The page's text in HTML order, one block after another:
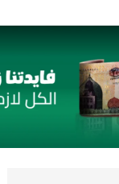
بالخارج
في مصر